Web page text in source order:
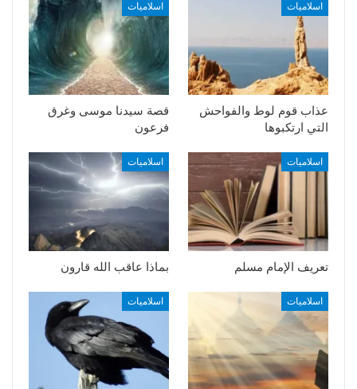
اسلاميات
عذاب قوم لوط والفواحش
التي ارتكبوها
اسلاميات
قصة سيدنا موسى وغرق
فرعون
اسلاميات
تعريف الإمام مسلم
اسلاميات
بماذا عاقب الله قارون
اسلاميات اسلاميات